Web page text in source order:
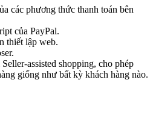
các phương thức thanh toán bên
của PayPal.
thiết lập web.
assisted shopping, cho phép
giống như bất kỳ khách hàng nào.